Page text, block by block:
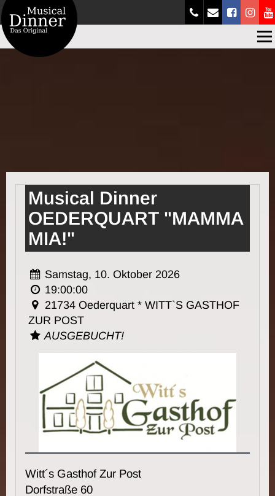
Musical Dinner
OEDERQUART "MAMMA
MIA!"
Samstag, 10. Oktober 2026
19:00:00
21734 Oederquart * WITT`S GASTHOF
ZUR POST
AUSGEBUCHT!
Witt´s Gasthof Zur Post
Dorfstraße 60